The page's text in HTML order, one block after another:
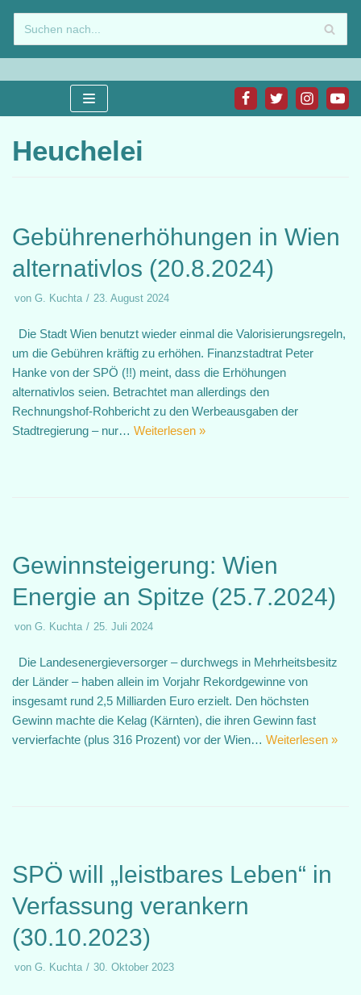
Zum
Inhalt
springen
Heuchelei
Gebührenerhöhungen in Wien
alternativlos (20.8.2024)
von G. Kuchta 23. August 2024
Die Stadt Wien benutzt wieder einmal die Valorisierungsregeln,
um die Gebühren kräftig zu erhöhen. Finanzstadtrat Peter
Hanke von der SPÖ (!!) meint, dass die Erhöhungen
alternativlos seien. Betrachtet man allerdings den
Rechnungshof-Rohbericht zu den Werbeausgaben der
Stadtregierung – nur… Weiterlesen »
Gewinnsteigerung: Wien
Energie an Spitze (25.7.2024)
von G. Kuchta 25. Juli 2024
Die Landesenergieversorger – durchwegs in Mehrheitsbesitz
der Länder – haben allein im Vorjahr Rekordgewinne von
insgesamt rund 2,5 Milliarden Euro erzielt. Den höchsten
Gewinn machte die Kelag (Kärnten), die ihren Gewinn fast
vervierfachte (plus 316 Prozent) vor der Wien… Weiterlesen »
SPÖ will „leistbares Leben“ in
Verfassung verankern
(30.10.2023)
von G. Kuchta 30. Oktober 2023